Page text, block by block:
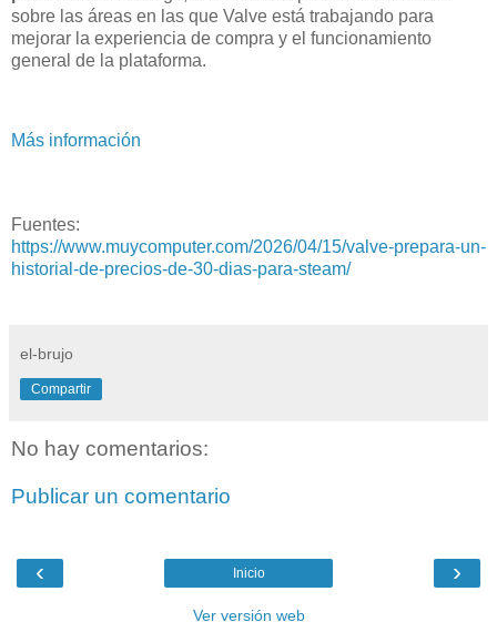
sobre las áreas en las que Valve está trabajando para
mejorar la experiencia de compra y el funcionamiento
general de la plataforma.
Más información
Fuentes:
https://www.muycomputer.com/2026/04/15/valve-prepara-un-
historial-de-precios-de-30-dias-para-steam/
el-brujo
Compartir
No hay comentarios:
Publicar un comentario
‹ ›
Inicio
Ver versión web